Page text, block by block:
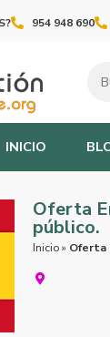
954 948 690
INICIO
Oferta
público.
Inicio» Oferta